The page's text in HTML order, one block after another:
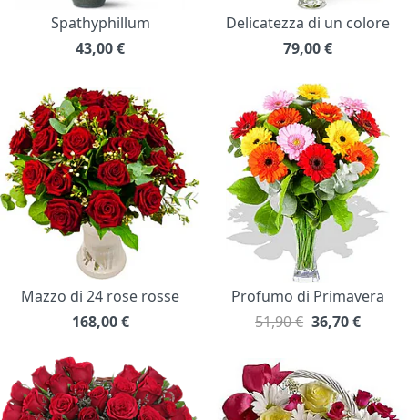
Spathyphillum
43,00€
Delicatezza di un colore
79,00€
Mazzo di 24 rose rosse
168,00 €
Profumo di Primavera
51,90 € 36,70€